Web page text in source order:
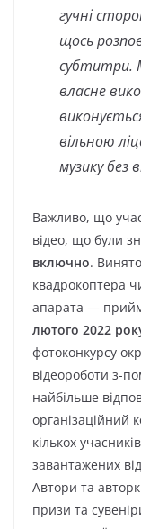
гучні
щось
субтитри.
власне
вільною
музику без
Важливо, що
відео, що були
включно.
квадрокоптера
апарата —
лютого 2022
фотоконкурсу
відеороботи з-
найбільше
організаційний
кількох
завантажених
Автори та
призи та